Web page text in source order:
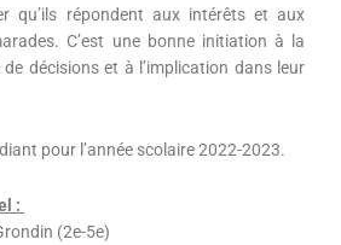
qu’ils répondent aux intérêts et aux
C’est une bonne initiation à la
décisions et à l’implication dans leur
pour l’année scolaire 2022-2023.
:
(2e-5e)